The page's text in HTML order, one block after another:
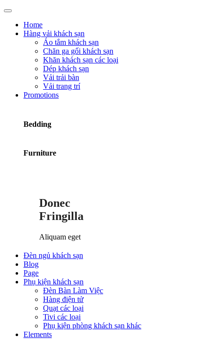
Home
Hàng vải khách sạn
Áo tắm khách sạn
Chăn ga gối khách sạn
Khăn khách sạn các loại
Dép khách sạn
Vải trải bàn
Vải trang trí
Promotions
Bedding
Furniture
Donec
Fringilla
Aliquam eget
Đèn ngủ khách sạn
Blog
Page
Phụ kiện khách sạn
Đèn Bàn Làm Việc
Hàng điện tử
Quạt các loại
Tivi các loại
Phụ kiện phòng khách sạn khác
Elements